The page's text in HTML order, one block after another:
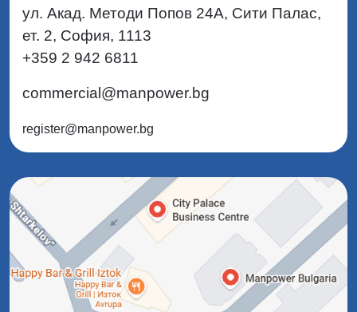
ул. Акад. Методи Попов 24А, Сити Палас,
ет. 2, София, 1113
+359 2 942 6811
commercial@manpower.bg
register@manpower.bg